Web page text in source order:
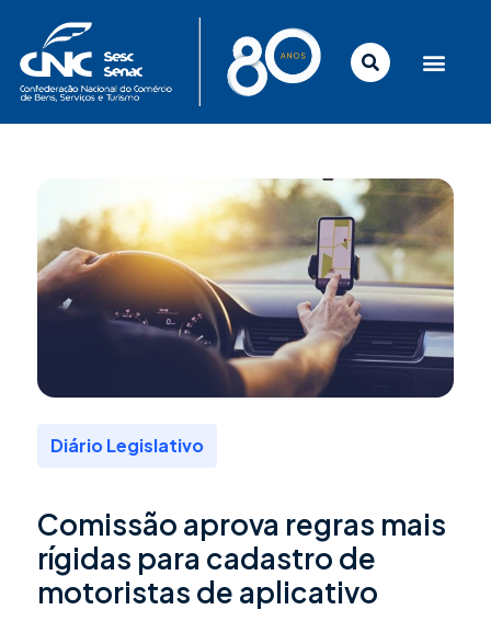
conteúdo
Diário Legislativo
Comissão aprova regras mais
rígidas para cadastro de
motoristas de aplicativo